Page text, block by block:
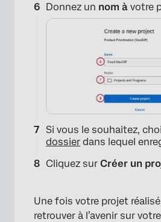
Donnez un nom à votre
Si vous le souhaitez,
dossier dans lequel
Cliquez sur Créer un
Une fois votre projet
retrouver à l’avenir sur